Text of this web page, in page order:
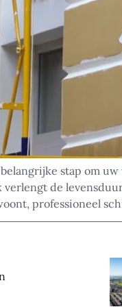
stap om
de
professioneel